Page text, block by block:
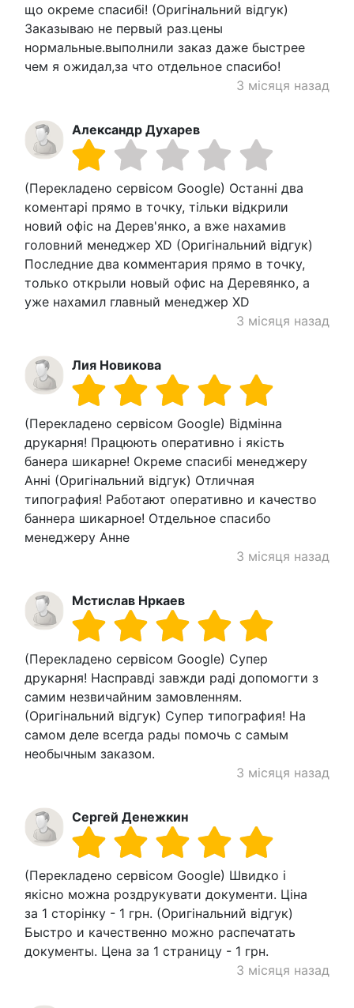
що окреме спасибі! (Оригінальний відгук)
Заказываю не первый раз.цены
нормальные.выполнили заказ даже быстрее
чем я ожидал,за что отдельное спасибо!
3 місяця назад
Александр Духарев
(Перекладено сервісом Google) Останні два
коментарі прямо в точку, тільки відкрили
новий офіс на Дерев'янко, а вже нахамив
головний менеджер XD (Оригінальний відгук)
Последние два комментария прямо в точку,
только открыли новый офис на Деревянко, а
уже нахамил главный менеджер XD
3 місяця назад
Лия Новикова
(Перекладено сервісом Google) Відмінна
друкарня! Працюють оперативно і якість
банера шикарне! Окреме спасибі менеджеру
Анні (Оригінальний відгук) Отличная
типография! Работают оперативно и качество
баннера шикарное! Отдельное спасибо
менеджеру Анне
3 місяця назад
Мстислав Нркаев
(Перекладено сервісом Google) Супер
друкарня! Насправді завжди раді допомогти з
самим незвичайним замовленням.
(Оригінальний відгук) Супер типография! На
самом деле всегда рады помочь с самым
необычным заказом.
3 місяця назад
Сергей Денежкин
(Перекладено сервісом Google) Швидко і
якісно можна роздрукувати документи. Ціна
за 1 сторінку - 1 грн. (Оригінальний відгук)
Быстро и качественно можно распечатать
документы. Цена за 1 страницу - 1 грн.
3 місяця назад